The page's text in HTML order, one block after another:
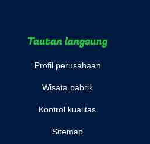
Tautan langsung
Profil perusahaan
Wisata pabrik
Kontrol kualitas
Sitemap